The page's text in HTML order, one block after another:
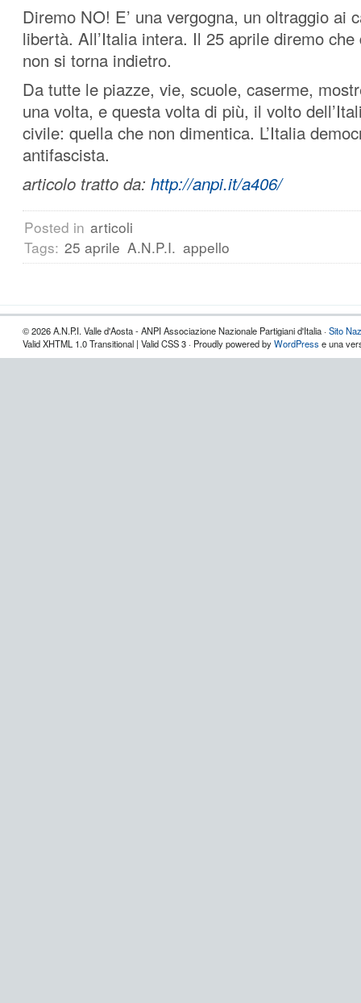
Diremo NO! E’ una vergogna, un oltraggio ai
libertà. All’Italia intera. Il 25 aprile diremo
non si torna indietro.
Da tutte le piazze, vie, scuole, caserme,
una volta, e questa volta di più, il volto
civile: quella che non dimentica. L’Italia
antifascista.
articolo tratto da: http://anpi.it/a406/
Posted in articoli
Tags: 25 aprile A.N.P.I. appello
© 2026 A.N.P.I. Valle d'Aosta - ANPI Associazione Nazionale Partigiani d'Italia · Sito
Valid XHTML 1.0 Transitional | Valid CSS 3 · Proudly powered byWordPress e una